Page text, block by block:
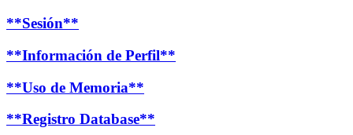
**Sesión**
**Información de Perfil**
**Uso de Memoria**
**Registro Database**